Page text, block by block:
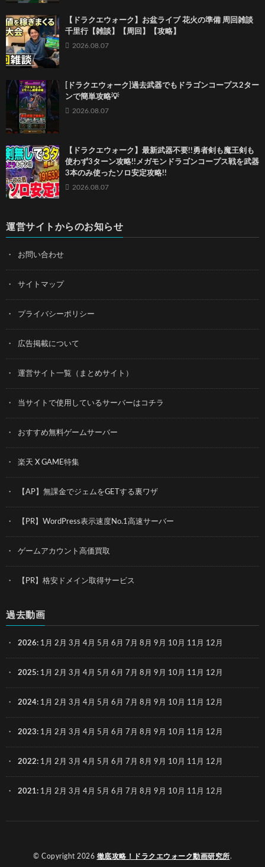
【ドラクエウォーク】お盆ライブ 花火の準備 周回雑談
千里行【雑談】【周回】【攻略】
2026.08.07
[ドラクエウォーク]過去武器でもドラゴンコープス2ター
ンで簡単攻略💡
2026.08.07
【ドラクエウォーク】最新武器不要!!勇者剣も魔王剣も
使わず3ターン攻略!!メガモンドラゴンコープス戦を武器
3本のみ使ったソロ安定攻略!!
2026.08.07
運営サイトからのお知らせ
お問い合わせ
サイトマップ
プライバシーポリシー
広告掲載について
運営サイト一覧（まとめサイト）
当サイトで使用しているサーバーはコチラ
おすすめ無料ゲームサーバー
楽天 X GAME特集
【AP】無課金でジェムをGETする裏ワザ
【PR】WordPress表示速度No.1高速サーバー
ゲームアカウント高価買取
【PR】格安ドメイン取得サービス
過去動画
2026: 1月 2月 3月 4月 5月 6月 7月 8月 9月 10月 11月 12月
2025: 1月 2月 3月 4月 5月 6月 7月 8月 9月 10月 11月 12月
2024: 1月 2月 3月 4月 5月 6月 7月 8月 9月 10月 11月 12月
2023: 1月 2月 3月 4月 5月 6月 7月 8月 9月 10月 11月 12月
2022: 1月 2月 3月 4月 5月 6月 7月 8月 9月 10月 11月 12月
2021: 1月 2月 3月 4月 5月 6月 7月 8月 9月 10月 11月 12月
© Copyright 2026 徹底攻略！ドラクエウォーク動画研究所.